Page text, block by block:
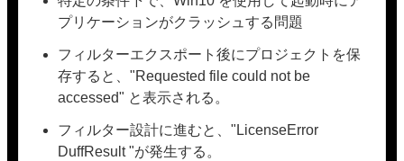
プリケーションがクラッシュする問題
フィルターエクスポート後にプロジェクトを保
存すると、"Requested file could not be
accessed" と表示される。
フィルター設計に進むと、"LicenseError
DuffResult "が発生する。